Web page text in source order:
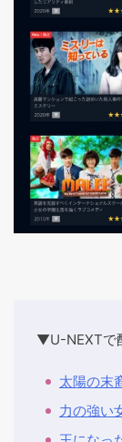
▼U-NEXTで
太陽の末
力の強い